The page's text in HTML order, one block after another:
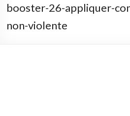
booster-26-appliquer-
non-violente